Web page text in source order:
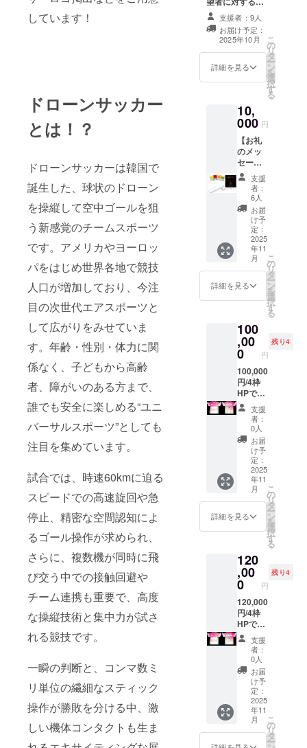
しています！
ドローンサッカー
とは！？
ドローンサッカーは韓国で
誕生した、球状のドローン
を操縦して空中ゴールを狙
う新感覚のチームスポーツ
です。アメリカやヨーロッ
パをはじめ世界各地で競技
人口が増加しており、今注
目の次世代エアスポーツと
して広がりをみせていま
す。年齢・性別・体力に関
係なく、子どもから高齢
者、障がいのある方まで、
誰でも安全に楽しめる“ユニ
バーサルスポーツ”としても
注目を集めています。
試合では、時速60kmに迫る
スピードでの高速旋回や急
停止、精密な空間認知によ
るゴール操作が求められ、
さらに、複数機が同時に飛
び交う中での接触回避や
チーム連携も重要で、高度
な操縦技術と集中力が試さ
れる競技です。
一瞬の判断と、コンマ数ミ
リ単位の繊細なスティック
操作が勝敗を分ける中、激
しい機体コンタクトも生ま
ムの編成も
行っていま
す。
ドローンス
ポーツの
チームでは
に開かれる
ドローン
サッカー世
界選手権に
日本代表と
して出場す
ることが決
まりまし
に名称・お名前
の記載 名称・お
名前のHP掲載希
望の場合は備考
欄でお聞かせく
ださい。
支援者：9人
お届け予定：
2025年10月
詳細を見る
こ
の
リ
タ
ー
ン
を
選
択
す
る
10,
000 円
【お礼
のメッ
セージ
+贈答用
スープ
選べる4
点セッ
ト】 参
加メン
バーか
らのお
礼状と
ギフト
専用
スープ
ショッ
クナ
チュー
ルの
スープ
を返礼
いたし
ます！
（希望
者に対
しては
HPに団
体名・
お名前
の記載
もいた
しま
す） 希
望のリ
ターン
スープ
（16種
類）か
ら４種
類お選
びいた
だき、
備考欄
にご入
力くだ
さい。
★団体
名・お
名前の
HP掲載
希望の
場合も
備考欄
でお聞
支援
者：
6人
お届
け予
定：
2025
年11
月
詳細を見る
こ
の
リ
タ
ー
ン
を
選
択
す
る
100
,00
0 円
残り4
100,000
円/4枠
HPでの
企業
名・ロ
ゴ紹介
＋チー
ムウェ
ア背中
下部分
に企業
ロゴ掲
出★掲
出場所
⑥（小/
横
×縦
36mm
） 2枠
で1団体
や4枠で
1団体の
掲出も
可能で
す。 ※
ウェア
ロゴは
ウエア
サイズ
により
多少前
後しま
す ・掲
載期
支援
者：
0人
お届
け予
定：
2025
年11
月
詳細を見る
こ
の
リ
タ
ー
ン
を
選
択
す
る
120
,00
0 円
残り4
120,000
円/4枠
HPでの
企業
名・ロ
ゴ紹介
＋チー
ムウェ
ア背中
上部分
に企業
ロゴ掲
出★掲
出場所
支援
者：
0人
お届
け予
定：
2025
年11
月
こ
の
リ
タ
ー